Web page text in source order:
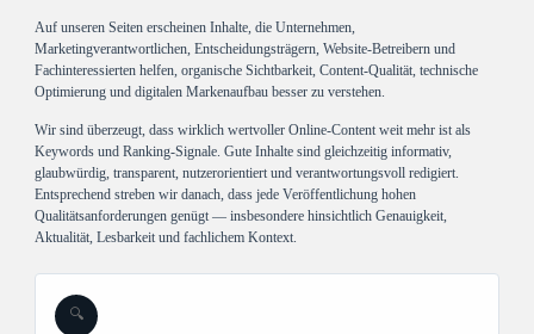
Auf unseren Seiten erscheinen Inhalte, die Unternehmen,
Marketingverantwortlichen, Entscheidungsträgern, Website-Betreibern und
Fachinteressierten helfen, organische Sichtbarkeit, Content-Qualität, technische
Optimierung und digitalen Markenaufbau besser zu verstehen.
Wir sind überzeugt, dass wirklich wertvoller Online-Content weit mehr ist als
Keywords und Ranking-Signale. Gute Inhalte sind gleichzeitig informativ,
glaubwürdig, transparent, nutzerorientiert und verantwortungsvoll redigiert.
Entsprechend streben wir danach, dass jede Veröffentlichung hohen
Qualitätsanforderungen genügt — insbesondere hinsichtlich Genauigkeit,
Aktualität, Lesbarkeit und fachlichem Kontext.
🔍